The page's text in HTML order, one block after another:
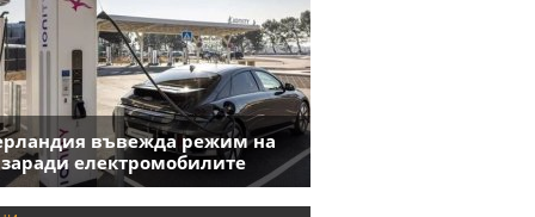
въвежда режим на
заради електромобилите